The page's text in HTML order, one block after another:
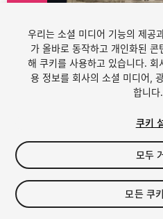
1/5
$13.95
세금/부가세는 결제 시 반영됩니다.
우리는 소셜 미디어 기능의 제공
가 올바로 동작하고 개인화된 콘
해 쿠키를 사용하고 있습니다.
용 정보를 회사의 소셜 미디어,
합니다.
쿠키
모두
모든 쿠